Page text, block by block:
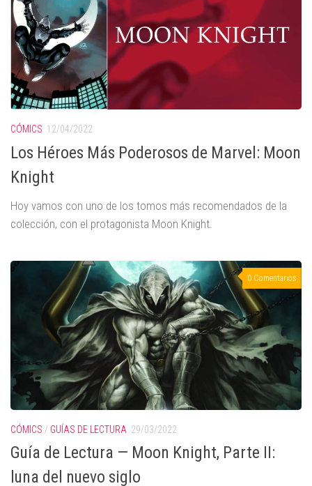
CÓMICS 12/04/2022
Los Héroes Más Poderosos de Marvel: Moon
Knight
Hoy vamos con uno de los tomos más recomendados de la
colección, con el protagonista Moon Knight.
0 Comentarios
CÓMICS / GUÍAS DE LECTURA 29/03/2022
Guía de Lectura — Moon Knight, Parte II:
luna del nuevo siglo